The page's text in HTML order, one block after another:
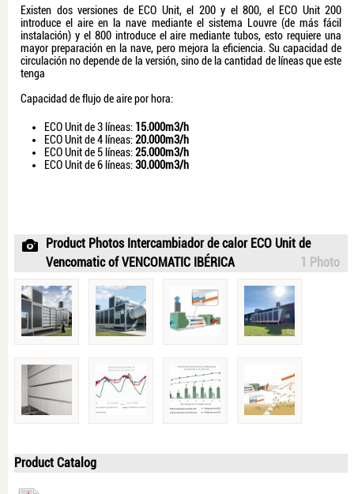
Existen dos versiones de ECO Unit, el 200 y el 800, el ECO Unit 200
introduce el aire en la nave mediante el sistema Louvre (de más fácil
instalación) y el 800 introduce el aire mediante tubos, esto requiere una
mayor preparación en la nave, pero mejora la eficiencia. Su capacidad de
circulación no depende de la versión, sino de la cantidad de líneas que este
tenga
Capacidad de flujo de aire por hora:
ECO Unit de 3 líneas: 15.000m3/h
ECO Unit de 4 líneas:20.000m3/h
ECO Unit de 5 líneas:25.000m3/h
ECO Unit de 6 líneas:30.000m3/h
Product Photos Intercambiador de calor ECO Unit de
Vencomatic of VENCOMATIC IBÉRICA
1 Photo
Product Catalog